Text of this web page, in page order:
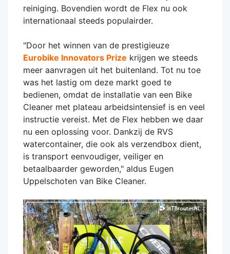
reiniging. Bovendien wordt de Flex nu ook
internationaal steeds populairder.
"Door het winnen van de prestigieuze
Eurobike Innovators Prize krijgen we steeds
meer aanvragen uit het buitenland. Tot nu toe
was het lastig om deze markt goed te
bedienen, omdat de installatie van een Bike
Cleaner met plateau arbeidsintensief is en veel
instructie vereist. Met de Flex hebben we daar
nu een oplossing voor. Dankzij de RVS
watercontainer, die ook als verzendbox dient,
is transport eenvoudiger, veiliger en
betaalbaarder geworden," aldus Eugen
Uppelschoten van Bike Cleaner.